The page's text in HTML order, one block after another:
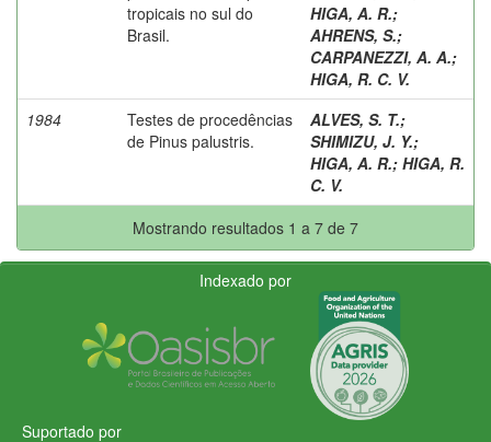
tropicais no sul do
Brasil.
HIGA, A. R.;
AHRENS, S.;
CARPANEZZI, A. A.;
HIGA, R. C. V.
1984
Testes de procedências
de Pinus palustris.
ALVES, S. T.;
SHIMIZU, J. Y.;
HIGA, A. R.; HIGA, R.
C. V.
Mostrando resultados 1 a 7 de 7
Indexado por
Suportado por